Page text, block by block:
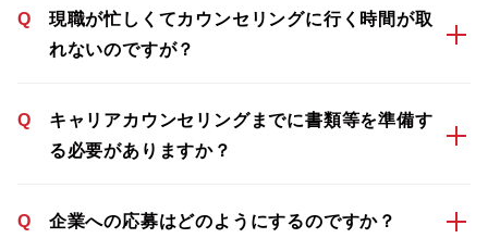
Q
現職が忙しくてカウンセリングに行く時間が取
れないのですが？
Q
キャリアカウンセリングまでに書類等を準備す
る必要がありますか？
Q 企業への応募はどのようにするのですか？